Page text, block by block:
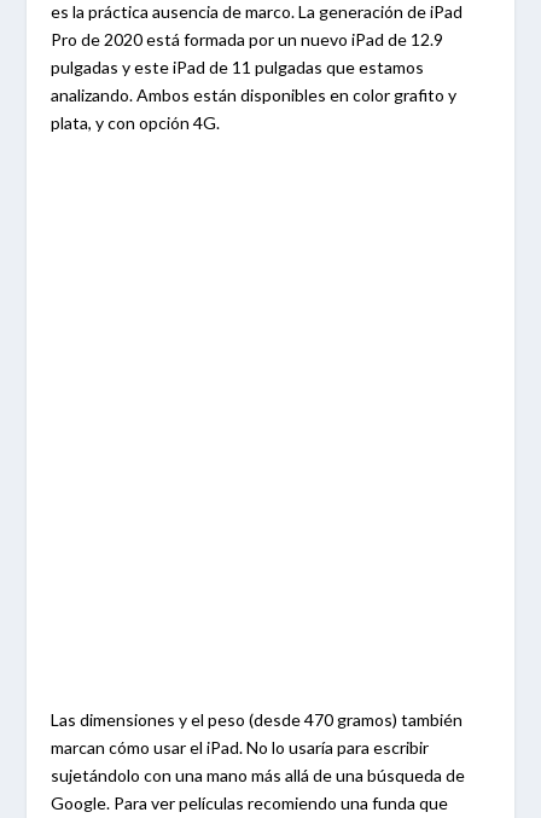
es la práctica ausencia de marco. La generación de iPad
Pro de 2020 está formada por un nuevo iPad de 12.9
pulgadas y este iPad de 11 pulgadas que estamos
analizando. Ambos están disponibles en color grafito y
plata, y con opción 4G.
Las dimensiones y el peso (desde 470 gramos) también
marcan cómo usar el iPad. No lo usaría para escribir
sujetándolo con una mano más allá de una búsqueda de
Google. Para ver películas recomiendo una funda que